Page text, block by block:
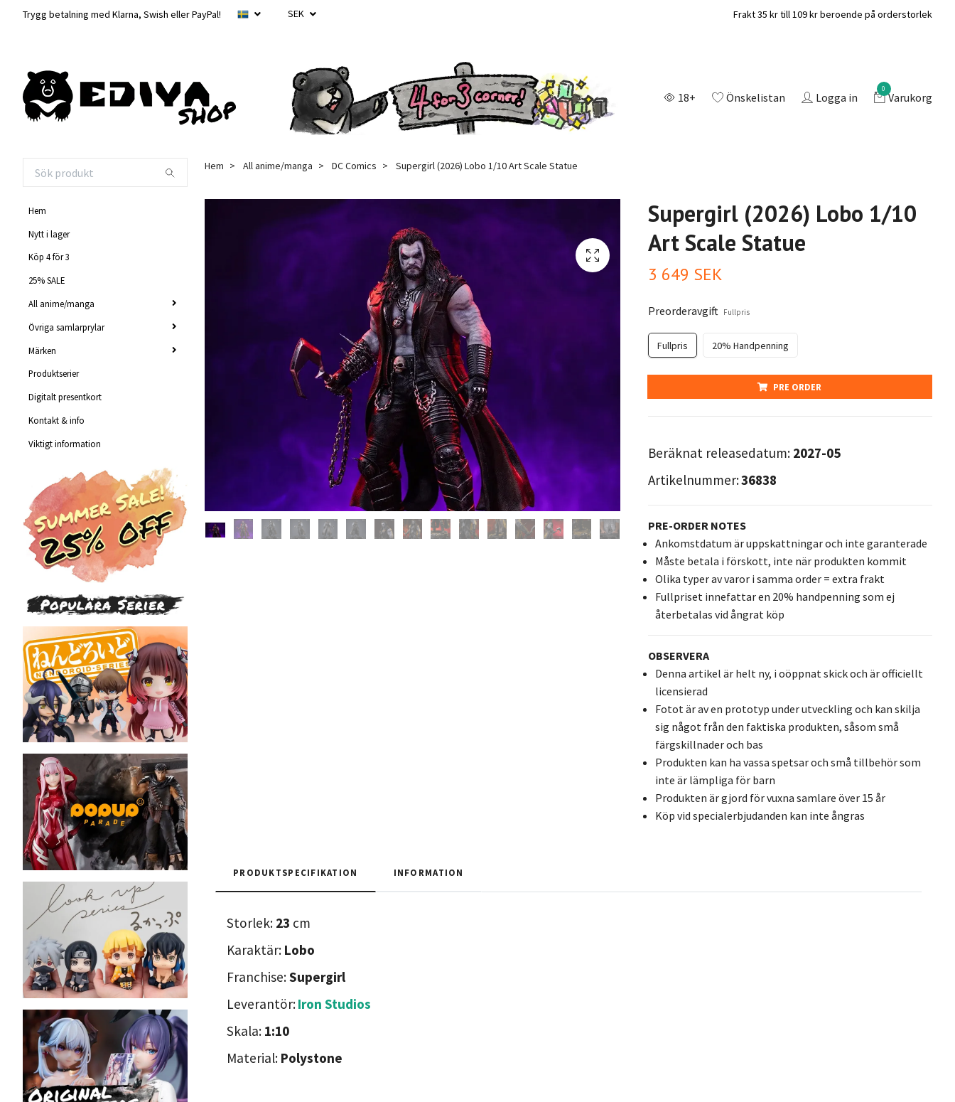
Trygg betalning med Klarna, Swish eller PayPal! SEK Frakt 35 kr till 109 kr beroende på orderstorlek
18+ Önskelistan Logga in
0
Varukorg
Hem
Nytt i lager
Köp 4 för 3
25% SALE
All anime/manga
Övriga samlarprylar
Märken
Produktserier
Digitalt presentkort
Kontakt & info
Viktigt information
Hem All anime/manga DC Comics Supergirl (2026) Lobo 1/10 Art Scale Statue
Supergirl (2026) Lobo 1/10
Art Scale Statue
3 649 SEK
Preorderavgift Fullpris
Fullpris 20% Handpenning
PRE ORDER
Beräknat releasedatum: 2027-05
Artikelnummer:36838
PRE-ORDER NOTES
Ankomstdatum är uppskattningar och inte garanterade
Måste betala i förskott, inte när produkten kommit
Olika typer av varor i samma order = extra frakt
Fullpriset innefattar en 20% handpenning som ej
återbetalas vid ångrat köp
OBSERVERA
Denna artikel är helt ny, i oöppnat skick och är officiellt
licensierad
Fotot är av en prototyp under utveckling och kan skilja
sig något från den faktiska produkten, såsom små
färgskillnader och bas
Produkten kan ha vassa spetsar och små tillbehör som
inte är lämpliga för barn
Produkten är gjord för vuxna samlare över 15 år
Köp vid specialerbjudanden kan inte ångras
PRODUKTSPECIFIKATION INFORMATION
Storlek: 23 cm
Karaktär: Lobo
Franchise:Supergirl
Leverantör:Iron Studios
Skala: 1:10
Material: Polystone